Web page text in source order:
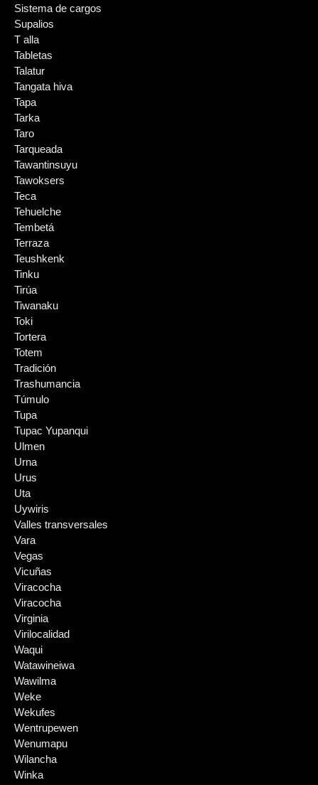
Sistema de cargos
Supalios
T alla
Tabletas
Talatur
Tangata hiva
Tapa
Tarka
Taro
Tarqueada
Tawantinsuyu
Tawoksers
Teca
Tehuelche
Tembetá
Terraza
Teushkenk
Tinku
Tirúa
Tiwanaku
Toki
Tortera
Totem
Tradición
Trashumancia
Túmulo
Tupa
Tupac Yupanqui
Ulmen
Urna
Urus
Uta
Uywiris
Valles transversales
Vara
Vegas
Vicuñas
Viracocha
Viracocha
Virginia
Virilocalidad
Waqui
Watawineiwa
Wawilma
Weke
Wekufes
Wentrupewen
Wenumapu
Wilancha
Winka